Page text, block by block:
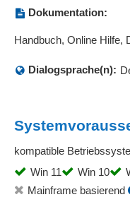
Dokumentation:
Handbuch, Online Hilfe,
Dialogsprache(n):
kompatible
Win 11
Win 10
Mainframe basierend